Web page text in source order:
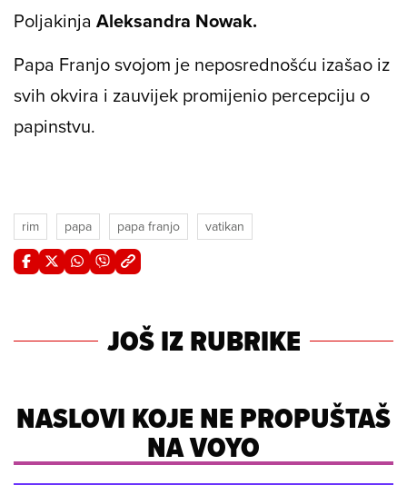
Poljakinja Aleksandra Nowak.
Papa Franjo svojom je neposrednošću izašao iz
svih okvira i zauvijek promijenio percepciju o
papinstvu.
rim papa papa franjo vatikan
JOŠ IZ RUBRIKE
NASLOVI KOJE NE PROPUŠTAŠ
NA VOYO